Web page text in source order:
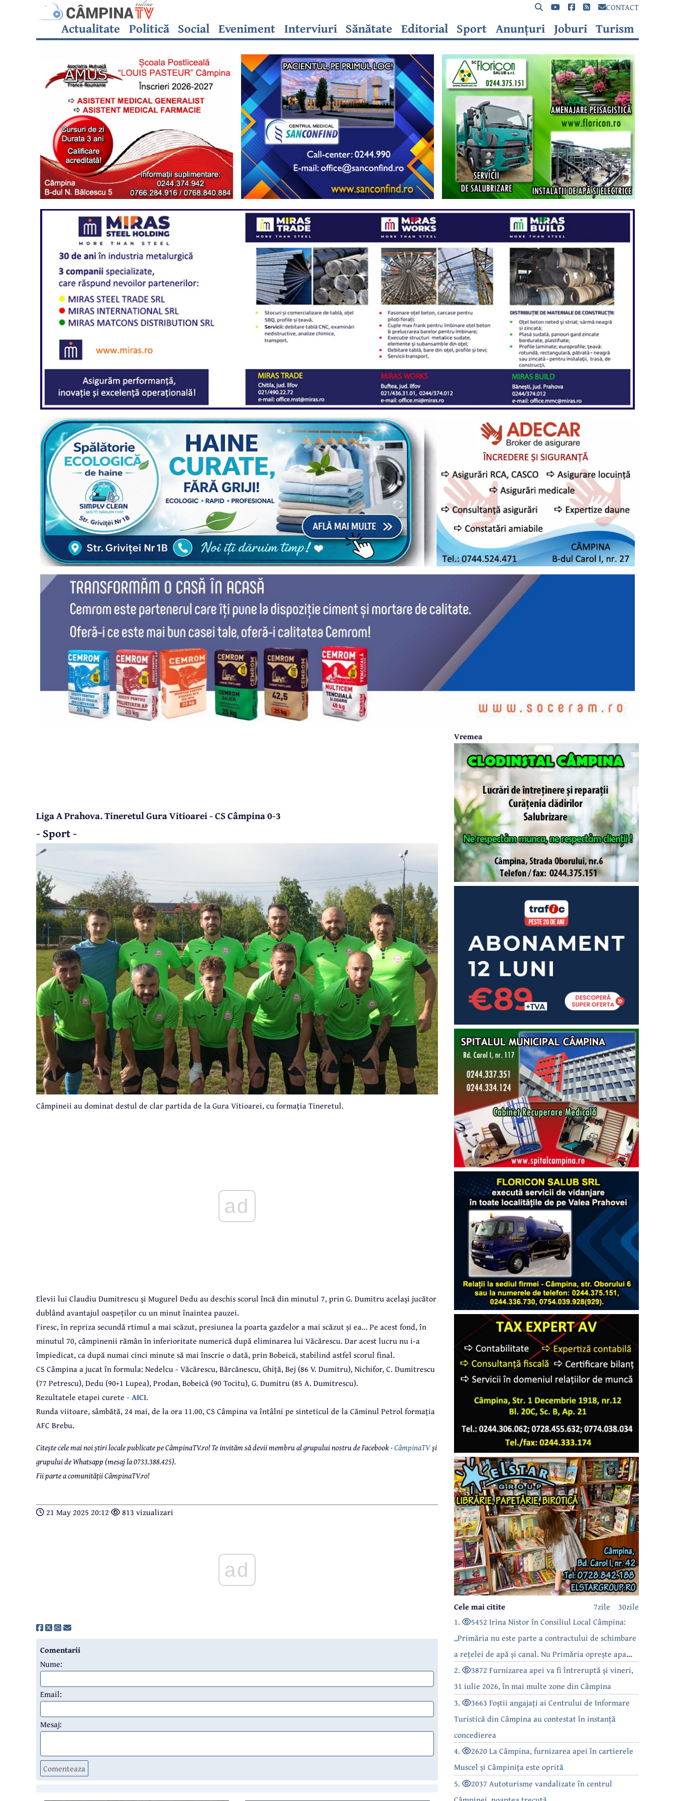
CONTACT
Actualitate Politică Social Eveniment Interviuri Sănătate Editorial Sport Anunțuri Joburi Turism
Liga A Prahova. Tineretul Gura Vitioarei - CS Câmpina 0-3
- Sport -
Câmpineii au dominat destul de clar partida de la Gura Vitioarei, cu formația Tineretul.
ad
Elevii lui Claudiu Dumitrescu și Mugurel Dedu au deschis scorul încă din minutul 7, prin G. Dumitru același jucător
dublând avantajul oaspeților cu un minut înaintea pauzei.
Firesc, în repriza secundă rtimul a mai scăzut, presiunea la poarta gazdelor a mai scăzut și ea... Pe acest fond, în
minutul 70, câmpinenii rămân în inferioritate numerică după eliminarea lui Văcărescu. Dar acest lucru nu i-a
împiedicat, ca după numai cinci minute să mai înscrie o dată, prin Bobeică, stabilind astfel scorul final.
CS Câmpina a jucat în formula: Nedelcu - Văcărescu, Bărcănescu, Ghiță, Bej (86 V. Dumitru), Nichifor, C. Dumitrescu
(77 Petrescu), Dedu (90+1 Lupea), Prodan, Bobeică (90 Tocitu), G. Dumitru (85 A. Dumitrescu).
Rezultatele etapei curete - AICI.
Runda viitoare, sâmbătă, 24 mai, de la ora 11.00, CS Câmpina va întâlni pe sinteticul de la Căminul Petrol formația
AFC Brebu.
Citește cele mai noi știri locale publicate pe CâmpinaTV.ro! Te invităm să devii membru al grupului nostru de Facebook -CâmpinaTVși
grupului de Whatsapp (mesaj la 0733.388.425).
Fii parte a comunității CâmpinaTV.ro!
21 May 2025 20:12 813 vizualizari
ad
Comentarii
Nume:
Email:
Mesaj:
Comenteaza
Vremea
30zile
7zile
Cele mai citite
1.
5452 Irina Nistor în Consiliul Local Câmpina:
„Primăria nu este parte a contractului de schimbare
a rețelei de apă și canal. Nu Primăria oprește apa
câmpinenilor!”
2.
3872 Furnizarea apei va fi întreruptă și vineri,
31 iulie 2026, în mai multe zone din Câmpina
3.
3663 Foștii angajați ai Centrului de Informare
Turistică din Câmpina au contestat în instanță
concedierea
4.
2620 La Câmpina, furnizarea apei în cartierele
Muscel și Câmpinița este oprită
5.
2037 Autoturisme vandalizate în centrul